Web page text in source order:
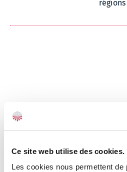
Ce site web utilise des cookies.
Les cookies nous permettent de
régions
iXO Private Equity gère 1
collectés